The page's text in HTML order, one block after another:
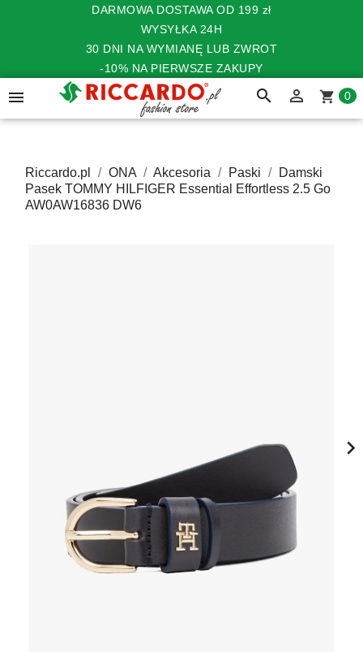
DARMOWA DOSTAWA OD 199 zł
WYSYŁKA 24H
30 DNI NA WYMIANĘ LUB ZWROT
-10% NA PIERWSZE ZAKUPY
 search  shopping_cart 0
Riccardo.pl ONA Akcesoria Paski
Damski
Pasek TOMMY HILFIGER Essential Effortless 2.5 Go
AW0AW16836 DW6
